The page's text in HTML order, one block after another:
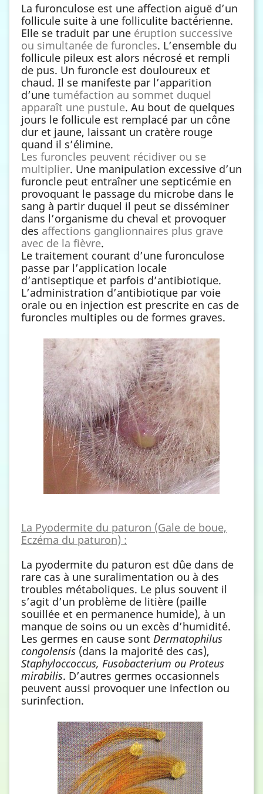
La furonculose est une affection aiguë d’un
follicule suite à une folliculite bactérienne.
Elle se traduit par une éruption successive
ou simultanée de furoncles. L’ensemble du
follicule pileux est alors nécrosé et rempli
de pus. Un furoncle est douloureux et
chaud. Il se manifeste par l’apparition
d’une tuméfaction au sommet duquel
apparaît une pustule. Au bout de quelques
jours le follicule est remplacé par un cône
dur et jaune, laissant un cratère rouge
quand il s’élimine.
Les furoncles peuvent récidiver ou se
multiplier. Une manipulation excessive d’un
furoncle peut entraîner une septicémie en
provoquant le passage du microbe dans le
sang à partir duquel il peut se disséminer
dans l’organisme du cheval et provoquer
des affections ganglionnaires plus grave
avec de la fièvre.
Le traitement courant d’une furonculose
passe par l’application locale
d’antiseptique et parfois d’antibiotique.
L’administration d’antibiotique par voie
orale ou en injection est prescrite en cas de
furoncles multiples ou de formes graves.
La Pyodermite du paturon (Gale de boue,
Eczéma du paturon) :
La pyodermite du paturon est dûe dans de
rare cas à une suralimentation ou à des
troubles métaboliques. Le plus souvent il
s’agit d’un problème de litière (paille
souillée et en permanence humide), à un
manque de soins ou un excès d’humidité.
Les germes en cause sont Dermatophilus
congolensis (dans la majorité des cas),
Staphyloccoccus, Fusobacterium ou Proteus
mirabilis. D’autres germes occasionnels
peuvent aussi provoquer une infection ou
surinfection.